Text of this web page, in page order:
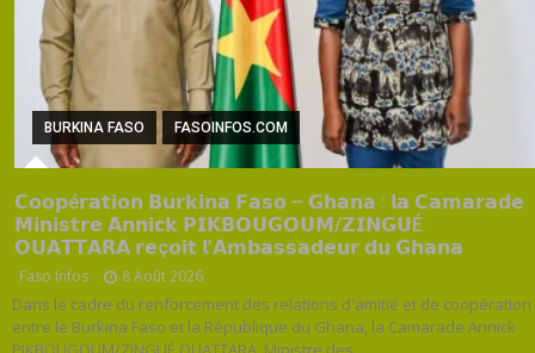
BURKINA FASO FASOINFOS.COM
𝗖𝗼𝗼𝗽é𝗿𝗮𝘁𝗶𝗼𝗻 𝗕𝘂𝗿𝗸𝗶𝗻𝗮 𝗙𝗮𝘀𝗼 – 𝗚𝗵𝗮𝗻𝗮 : 𝗹𝗮 𝗖𝗮𝗺𝗮𝗿𝗮𝗱𝗲
𝗠𝗶𝗻𝗶𝘀𝘁𝗿𝗲 𝗔𝗻𝗻𝗶𝗰𝗸 𝗣𝗜𝗞𝗕𝗢𝗨𝗚𝗢𝗨𝗠/𝗭𝗜𝗡𝗚𝗨É
𝗢𝗨𝗔𝗧𝗧𝗔𝗥𝗔 𝗿𝗲ç𝗼𝗶𝘁 𝗹’𝗔𝗺𝗯𝗮𝘀𝘀𝗮𝗱𝗲𝘂𝗿 𝗱𝘂 𝗚𝗵𝗮𝗻𝗮
Faso Infos 8 Août 2026
Dans le cadre du renforcement des relations d'amitié et de coopération
entre le Burkina Faso et la République du Ghana, la Camarade Annick